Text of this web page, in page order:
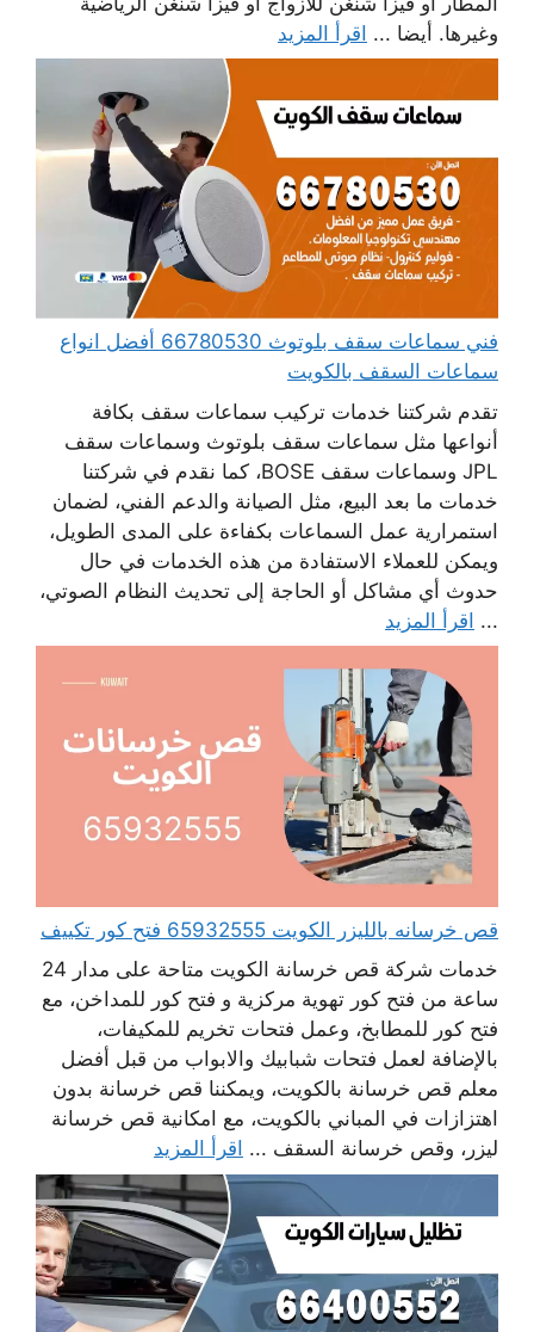
وغيرها. أيضا ... اقرأ المزيد
فني سماعات سقف بلوتوث 66780530 أفضل انواع
سماعات السقف بالكويت
تقدم شركتنا خدمات تركيب سماعات سقف بكافة
أنواعها مثل سماعات سقف بلوتوث وسماعات سقف
JPL وسماعات سقف BOSE، كما نقدم في شركتنا
خدمات ما بعد البيع، مثل الصيانة والدعم الفني، لضمان
استمرارية عمل السماعات بكفاءة على المدى الطويل،
ويمكن للعملاء الاستفادة من هذه الخدمات في حال
حدوث أي مشاكل أو الحاجة إلى تحديث النظام الصوتي،
... اقرأ المزيد
قص خرسانه بالليزر الكويت 65932555 فتح كور تكييف
خدمات شركة قص خرسانة الكويت متاحة على مدار 24
ساعة من فتح كور تهوية مركزية و فتح كور للمداخن، مع
فتح كور للمطابخ، وعمل فتحات تخريم للمكيفات،
بالإضافة لعمل فتحات شبابيك والابواب من قبل أفضل
معلم قص خرسانة بالكويت، ويمكننا قص خرسانة بدون
اهتزازات في المباني بالكويت، مع امكانية قص خرسانة
ليزر، وقص خرسانة السقف ... اقرأ المزيد